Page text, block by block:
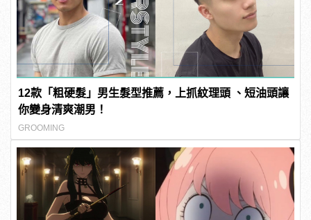
12款「粗硬髮」男生髮型推薦，上抓紋理頭 、短油頭讓
你變身清爽潮男！
GROOMING